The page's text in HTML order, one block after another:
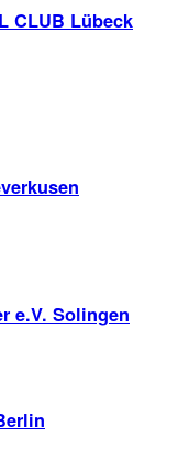
CLUB Lübeck
e.V. Solingen